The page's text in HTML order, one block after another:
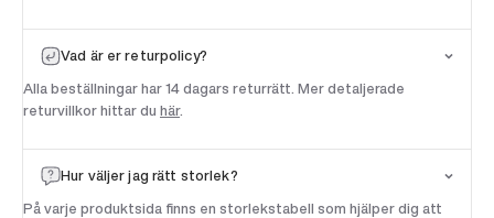
Vad är er returpolicy?
Alla beställningar har 14 dagars returrätt. Mer detaljerade
returvillkor hittar du här.
Hur väljer jag rätt storlek?
På varje produktsida finns en storlekstabell som hjälper dig att
Email
Få 100 SEK Rabatt